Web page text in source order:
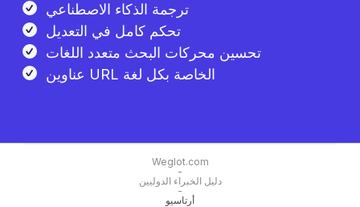
ترجمة الذكاء الاصطناعي
تحكم كامل في التعديل
تحسين محركات البحث متعدد اللغات
عناوين URL الخاصة بكل لغة
Weglot.com
-
دليل الخبراء الدوليين
-
أرتاسيو